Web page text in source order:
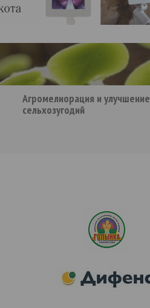
Агромелиорация и улучшение
сельхозугодий